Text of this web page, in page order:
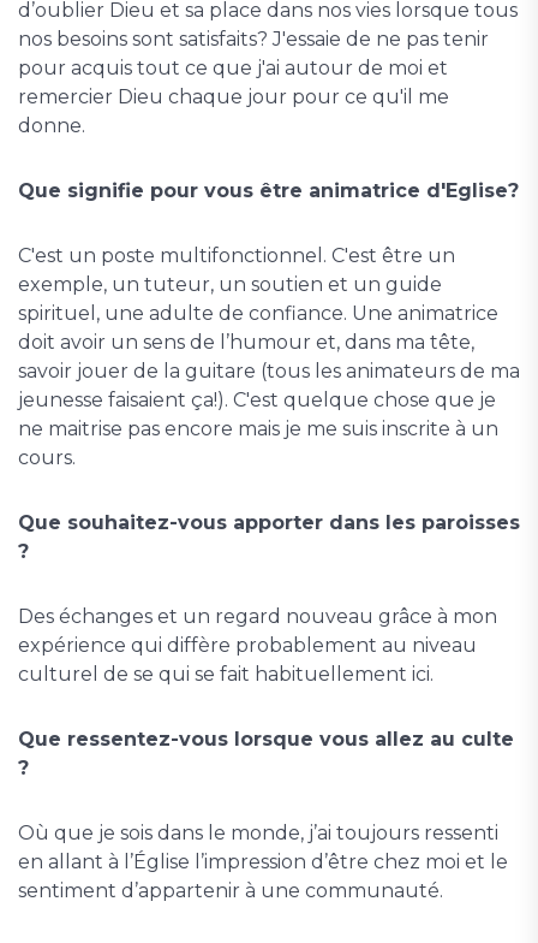
d’oublier Dieu et sa place dans nos vies lorsque tous
nos besoins sont satisfaits? J'essaie de ne pas tenir
pour acquis tout ce que j'ai autour de moi et
remercier Dieu chaque jour pour ce qu'il me
donne.
Que signifie pour vous être animatrice d'Eglise?
C'est un poste multifonctionnel. C'est être un
exemple, un tuteur, un soutien et un guide
spirituel, une adulte de confiance. Une animatrice
doit avoir un sens de l’humour et, dans ma tête,
savoir jouer de la guitare (tous les animateurs de ma
jeunesse faisaient ça!). C'est quelque chose que je
ne maitrise pas encore mais je me suis inscrite à un
cours.
Que souhaitez-vous apporter dans les paroisses
?
Des échanges et un regard nouveau grâce à mon
expérience qui diffère probablement au niveau
culturel de se qui se fait habituellement ici.
Que ressentez-vous lorsque vous allez au culte
?
Où que je sois dans le monde, j’ai toujours ressenti
en allant à l’Église l’impression d’être chez moi et le
sentiment d’appartenir à une communauté.